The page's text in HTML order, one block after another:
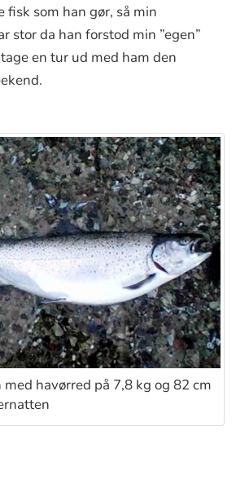
fisk som han gør, så min
stor da han forstod min ”egen”
en tur ud med ham den
med havørred på 7,8 kg og 82 cm